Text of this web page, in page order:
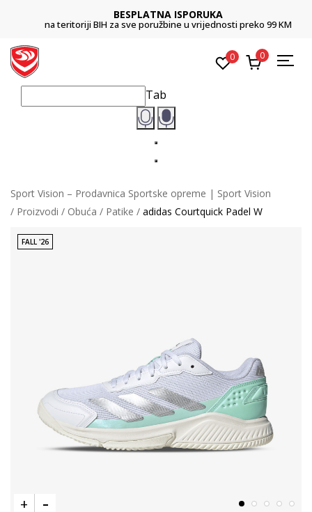
BESPLATNA ISPORUKA
na teritoriji BIH za sve poružbine u vrijednosti preko 99 KM
0 0
Tab
Sport Vision – Prodavnica Sportske opreme | Sport Vision
Proizvodi
Obuća Patike adidas Courtquick Padel W
FALL '26